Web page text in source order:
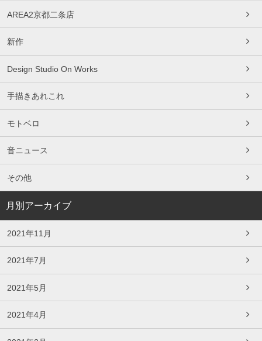
AREA2京都二条店
新作
Design Studio On Works
手描きあれこれ
モトベロ
音ニュース
その他
月別アーカイブ
2021年11月
2021年7月
2021年5月
2021年4月